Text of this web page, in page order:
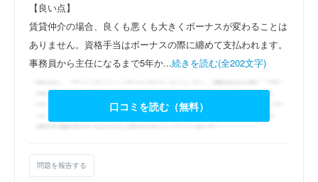
【良い点】
賃貸仲介の場合、良くも悪くも大きくボーナスが変わることは
ありません。資格手当はボーナスの際に纏めて支払われます。
事務員から主任になるまで5年か...続きを読む(全202文字)
口コミを読む（無料）
問題を報告する